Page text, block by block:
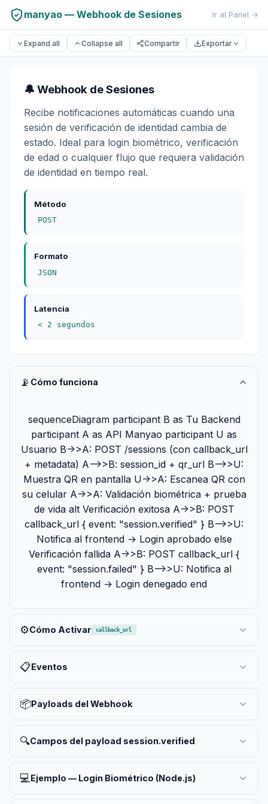
manyao — Webhook de Sesiones Ir al Panel →
Expand all Collapse all Compartir Exportar
🔔 Webhook de Sesiones
Recibe notificaciones automáticas cuando una
sesión de verificación de identidad cambia de
estado. Ideal para login biométrico, verificación
de edad o cualquier flujo que requiera validación
de identidad en tiempo real.
Método
POST
Formato
JSON
Latencia
< 2 segundos
📡 Cómo funciona
sequenceDiagram participant B as Tu Backend
participant A as API Manyao participant U as
Usuario B->>A: POST /sessions (con callback_url
+ metadata) A-->>B: session_id + qr_url B-->>U:
Muestra QR en pantalla U->>A: Escanea QR con
su celular A->>A: Validación biométrica + prueba
de vida alt Verificación exitosa A->>B: POST
callback_url { event: "session.verified" } B-->>U:
Notifica al frontend → Login aprobado else
Verificación fallida A->>B: POST callback_url {
event: "session.failed" } B-->>U: Notifica al
frontend → Login denegado end
⚙️Cómo Activar callback_url
📋Eventos
📦Payloads del Webhook
🔍Campos del payload session.verified
💻 Ejemplo — Login Biométrico (Node.js)